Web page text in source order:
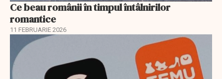
Ce beau românii în timpul întâlnirilor
romantice
11 FEBRUARIE 2026